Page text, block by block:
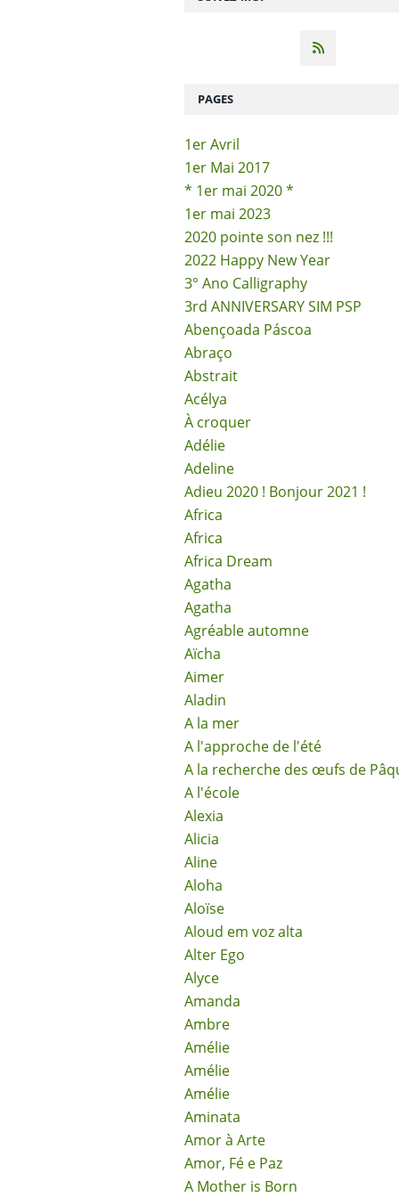
PAGES
1er Avril
1er Mai 2017
* 1er mai 2020 *
1er mai 2023
2020 pointe son nez !!!
2022 Happy New Year
3° Ano Calligraphy
3rd ANNIVERSARY SIM PSP
Abençoada Páscoa
Abraço
Abstrait
Acélya
À croquer
Adélie
Adeline
Adieu 2020 ! Bonjour 2021 !
Africa
Africa
Africa Dream
Agatha
Agatha
Agréable automne
Aïcha
Aimer
Aladin
A la mer
A l'approche de l'été
A la recherche des œufs de
A l'école
Alexia
Alicia
Aline
Aloha
Aloïse
Aloud em voz alta
Alter Ego
Alyce
Amanda
Ambre
Amélie
Amélie
Amélie
Aminata
Amor à Arte
Amor, Fé e Paz
A Mother is Born